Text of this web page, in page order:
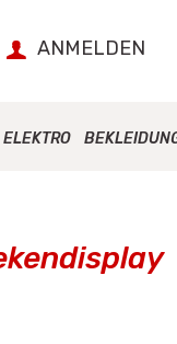
ANMELDEN
ELEKTRO